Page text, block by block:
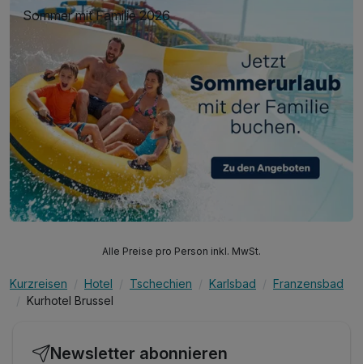
Sommer mit Familie 2026
Alle Preise pro Person inkl. MwSt.
Kurzreisen Hotel Tschechien Karlsbad
Franzensbad
Kurhotel Brussel
Newsletter abonnieren